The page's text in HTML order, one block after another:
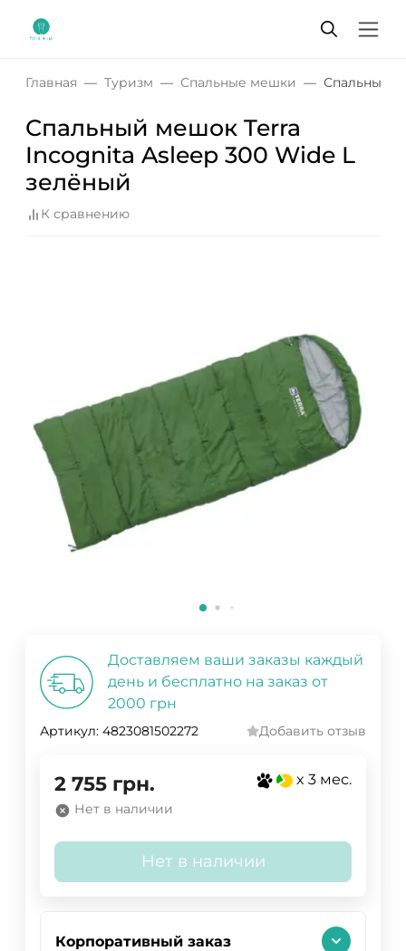
Главная Туризм Спальные мешки Спальный
Спальный мешок Terra
Incognita Asleep 300 Wide L
зелёный
К сравнению
Доставляем ваши заказы каждый
день и бесплатно на заказ от
2000 грн
Артикул: 4823081502272 Добавить отзыв
2 755 грн. x 3 мес.
Нет в наличии
Нет в наличии
Корпоративный заказ